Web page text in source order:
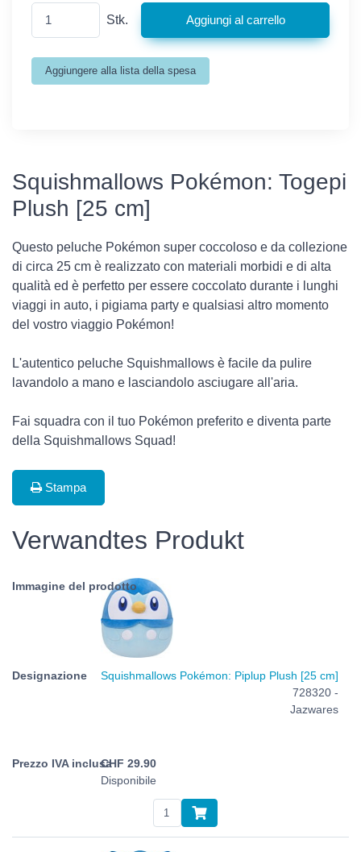
Stk.
Squishmallows Pokémon: Togepi
Plush [25 cm]
Questo peluche Pokémon super coccoloso e da collezione
di circa 25 cm è realizzato con materiali morbidi e di alta
qualità ed è perfetto per essere coccolato durante i lunghi
viaggi in auto, i pigiama party e qualsiasi altro momento
del vostro viaggio Pokémon!
L'autentico peluche Squishmallows è facile da pulire
lavandolo a mano e lasciandolo asciugare all'aria.
Fai squadra con il tuo Pokémon preferito e diventa parte
della Squishmallows Squad!
Stampa
Verwandtes Produkt
Squishmallows Pokémon: Piplup Plush [25 cm]
728320 -
Jazwares
CHF 29.90
Disponibile